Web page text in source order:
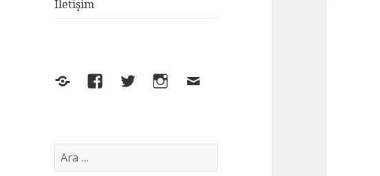
İletişim
Yelp FacebookTwitterInstagram
E-
Arama: